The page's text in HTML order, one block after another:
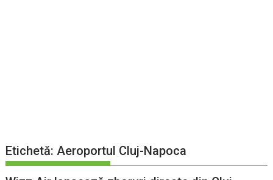
Etichetă:Aeroportul Cluj-Napoca